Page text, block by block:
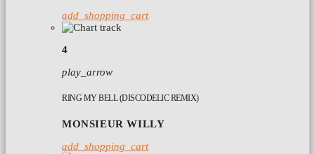
add_shopping_cart
4
play_arrow
RING MY BELL (DISCODELIC REMIX)
MONSIEUR WILLY
add_shopping_cart